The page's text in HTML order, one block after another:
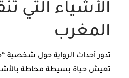
الأشياء التي
المغرب
تدور أحداث الرواية حول شخصية
تعيش حياة بسيطة محاطة